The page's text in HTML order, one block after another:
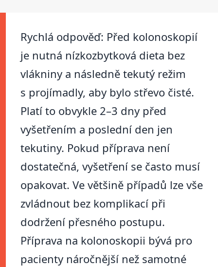
Rychlá odpověď: Před kolonoskopií
je nutná nízkozbytková dieta bez
vlákniny a následně tekutý režim
s projímadly, aby bylo střevo čisté.
Platí to obvykle 2–3 dny před
vyšetřením a poslední den jen
tekutiny. Pokud příprava není
dostatečná, vyšetření se často musí
opakovat. Ve většině případů lze vše
zvládnout bez komplikací při
dodržení přesného postupu.
Příprava na kolonoskopii bývá pro
pacienty náročnější než samotné